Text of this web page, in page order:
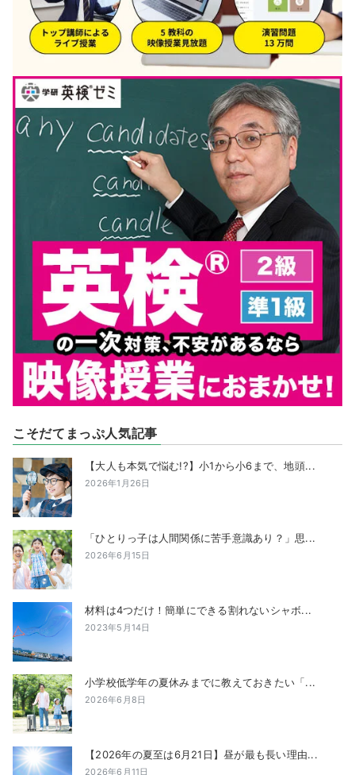
こそだてまっぷ人気記事
【大人も本気で悩む!?】小1から小6まで、地頭...
2026年1月26日
「ひとりっ子は人間関係に苦手意識あり？」思...
2026年6月15日
材料は4つだけ！簡単にできる割れないシャボ...
2023年5月14日
小学校低学年の夏休みまでに教えておきたい「...
2026年6月8日
【2026年の夏至は6月21日】昼が最も長い理由...
2026年6月11日